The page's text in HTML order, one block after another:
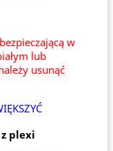
w
lub
usunąć